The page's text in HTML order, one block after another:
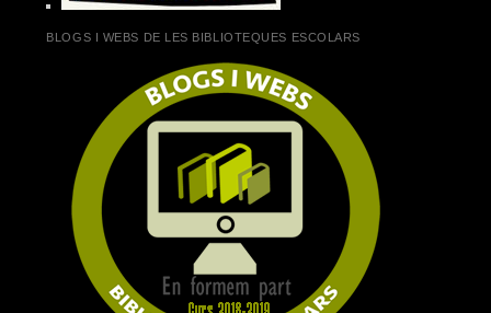
BLOGS I WEBS DE LES BIBLIOTEQUES ESCOLARS